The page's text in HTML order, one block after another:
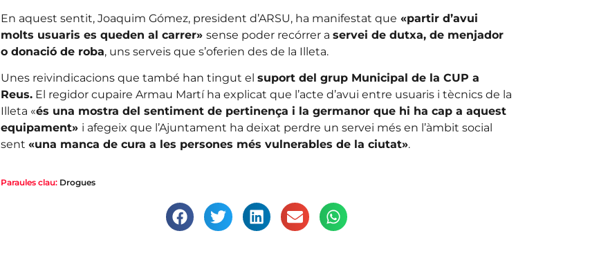
En aquest sentit, Joaquim Gómez, president d’ARSU, ha manifestat que «partir d’avui
molts usuaris es queden al carrer» sense poder recórrer a servei de dutxa, de menjador
o donació de roba, uns serveis que s’oferien des de la Illeta.
Unes reivindicacions que també han tingut el suport del grup Municipal de la CUP a
Reus.El regidor cupaire Armau Martí ha explicat que l’acte d’avui entre usuaris i tècnics de la
Illeta «és una mostra del sentiment de pertinença i la germanor que hi ha cap a aquest
equipament» i afegeix que l’Ajuntament ha deixat perdre un servei més en l’àmbit social
sent «una manca de cura a les persones més vulnerables de la ciutat».
Paraules clau: Drogues